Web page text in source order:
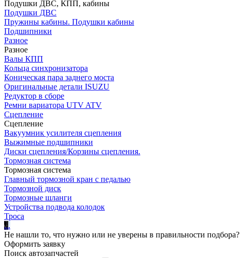
Подушки ДВС, КПП, кабины
Подушки ДВС
Пружины кабины. Подушки кабины
Подшипники
Разное
Разное
Валы КПП
Кольца синхронизатора
Коническая пара заднего моста
Оригинальные детали ISUZU
Редуктор в сборе
Ремни вариатора UTV ATV
Сцепление
Сцепление
Вакуумник усилителя сцепления
Выжимные подшипники
Диски сцепления/Корзины сцепления.
Тормозная система
Тормозная система
Главный тормозной кран с педалью
Тормозной диск
Тормозные шланги
Устройства подвода колодок
Троса
...
Не нашли то, что нужно или не уверены в правильности подбора?
Оформить заявку
Поиск автозапчастей